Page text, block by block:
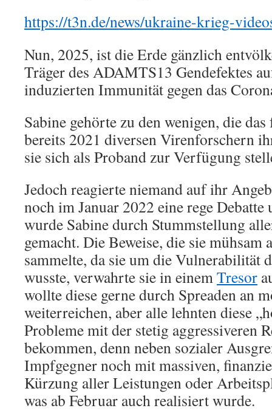
https://t3n.de/news/ukraine-krieg-
Nun, 2025, ist die Erde gänzlich
Träger des ADAMTS13 Gendefektes
induzierten Immunität gegen das
Sabine gehörte zu den wenigen, die
bereits 2021 diversen Virenforschern
sie sich als Proband zur Verfügung
Jedoch reagierte niemand auf ihr
noch im Januar 2022 eine rege
wurde Sabine durch Stummstellung
gemacht. Die Beweise, die sie
sammelte, da sie um die Vulnerabilität
wusste, verwahrte sie in einemTresor
wollte diese gerne durch Spreaden an
weiterreichen, aber alle lehnten diese
Probleme mit der stetig aggressiveren
bekommen, denn neben sozialer
Impfgegner noch mit massiven,
Kürzung aller Leistungen oder
was ab Februar auch realisiert wurde.